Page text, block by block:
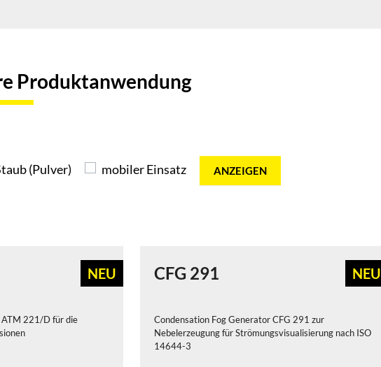
Produktanwendung
(Pulver) mobiler Einsatz
221/D für die
NEU CFG 291
Condensation Fog Generator CFG 291 zur
Nebelerzeugung für Strömungsvisualisierung nach ISO
14644-3
NEU